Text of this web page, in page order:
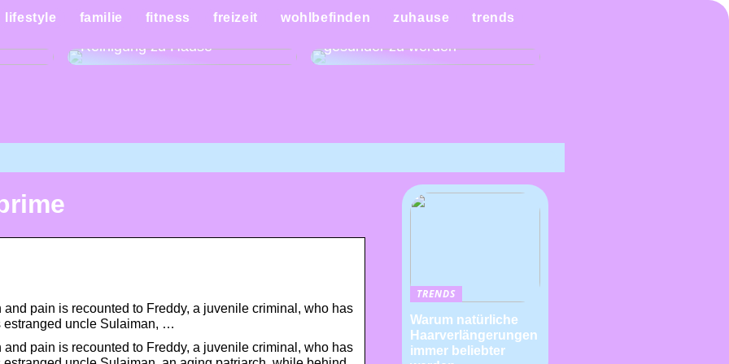
lifestyle familie fitness freizeit wohlbefinden zuhause trends
Reinigung zu Hause
Machen Sie es sich mit einem
gesünder zu werden
pain is recounted to Freddy, a juvenile criminal, who has
estranged uncle Sulaiman, …
pain is recounted to Freddy, a juvenile criminal, who has
TRENDS
Warum natürliche
Haarverlängerungen
immer beliebter